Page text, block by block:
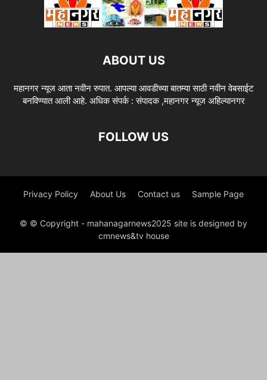
ABOUT US
महानगर न्यूज आता नवीन रुपात. आपल्या आवडीच्या बातम्या साठी नवीन वेबसाईट
बनविण्यात आली आहे. अधिक संपर्क : संपादक ,महानगर न्यूज अहिल्यानगर
FOLLOW US
Privacy Policy About Us Contact us Sample Page
© © Copyright - mahanagarnews2025 site is designed by
cmnews&tv house